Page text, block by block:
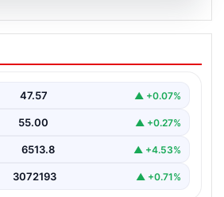
Konservesi
Yanıklarla Mücadele
Mersin'in Çakır ailesi korku dolu
47.57 ▲ +0.07%
55.00 ▲ +0.27%
6513.8 ▲ +4.53%
3072193 ▲ +0.71%